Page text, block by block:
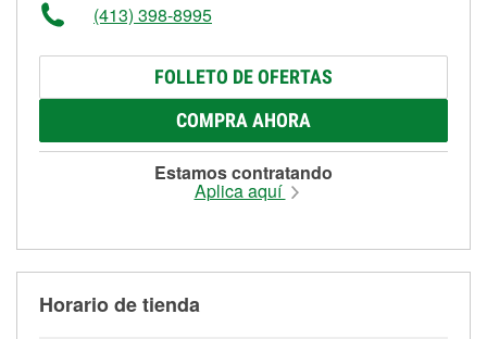
(413) 398-8995
FOLLETO DE OFERTAS
COMPRA AHORA
Estamos contratando
Aplica aquí
Horario de tienda